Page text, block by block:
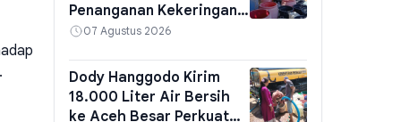
Penanganan Kekeringan
Nasional
07 Agustus 2026
Dody Hanggodo Kirim
18.000 Liter Air Bersih
ke Aceh Besar Perkuat